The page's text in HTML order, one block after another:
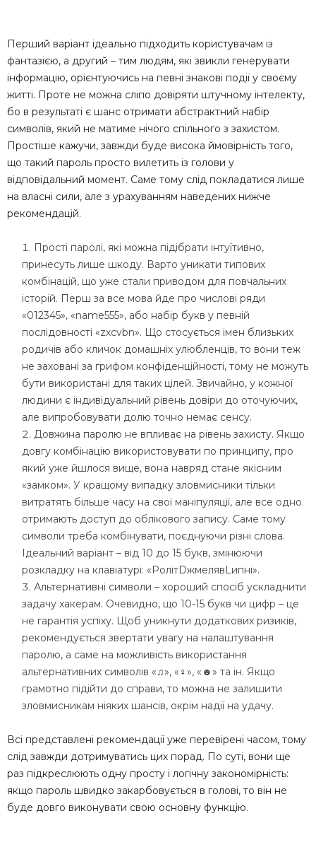
Перший варіант ідеально підходить користувачам із
фантазією, а другий – тим людям, які звикли генерувати
інформацію, орієнтуючись на певні знакові події у своєму
житті. Проте не можна сліпо довіряти штучному інтелекту,
бо в результаті є шанс отримати абстрактний набір
символів, який не матиме нічого спільного з захистом.
Простіше кажучи, завжди буде висока ймовірність того,
що такий пароль просто вилетить із голови у
відповідальний момент. Саме тому слід покладатися лише
на власні сили, але з урахуванням наведених нижче
рекомендацій.
Прості паролі, які можна підібрати інтуїтивно,
принесуть лише шкоду. Варто уникати типових
комбінацій, що уже стали приводом для повчальних
історій. Перш за все мова йде про числові ряди
«012345», «name555», або набір букв у певній
послідовності «zxcvbn». Що стосується імен близьких
родичів або кличок домашніх улюбленців, то вони теж
не заховані за грифом конфіденційності, тому не можуть
бути використані для таких цілей. Звичайно, у кожної
людини є індивідуальний рівень довіри до оточуючих,
але випробовувати долю точно немає сенсу.
Довжина паролю не впливає на рівень захисту. Якщо
довгу комбінацію використовувати по принципу, про
який уже йшлося вище, вона навряд стане якісним
«замком». У кращому випадку зловмисники тільки
витратять більше часу на свої маніпуляції, але все одно
отримають доступ до облікового запису. Саме тому
символи треба комбінувати, поєднуючи різні слова.
Ідеальний варіант – від 10 до 15 букв, змінюючи
розкладку на клавіатурі: «PолітDжмелявLипні».
Альтернативні символи – хороший спосіб ускладнити
задачу хакерам. Очевидно, що 10-15 букв чи цифр – це
не гарантія успіху. Щоб уникнути додаткових ризиків,
рекомендується звертати увагу на налаштування
паролю, а саме на можливість використання
альтернативних символів «♫», «♀», «☻» та ін. Якщо
грамотно підійти до справи, то можна не залишити
зловмисникам ніяких шансів, окрім надії на удачу.
Всі представлені рекомендації уже перевірені часом, тому
слід завжди дотримуватись цих порад. По суті, вони ще
раз підкреслюють одну просту і логічну закономірність:
якщо пароль швидко закарбовується в голові, то він не
буде довго виконувати свою основну функцію.